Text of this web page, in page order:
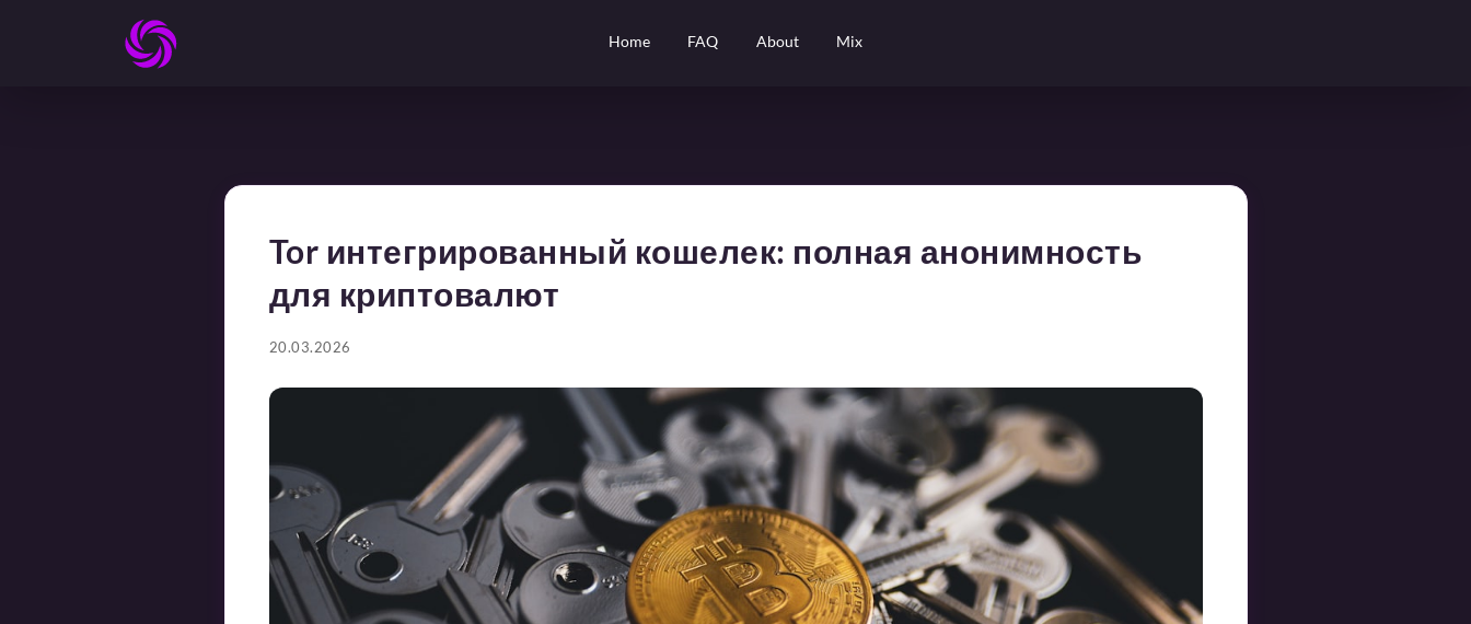
Home FAQ About Mix
Tor интегрированный кошелек: полная анонимность
для криптовалют
20.03.2026